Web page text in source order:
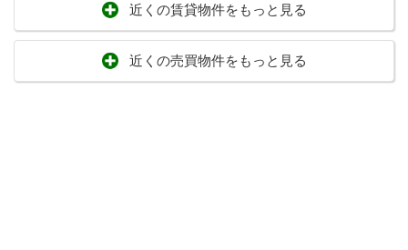
近くの賃貸物件をもっと見る
近くの売買物件をもっと見る